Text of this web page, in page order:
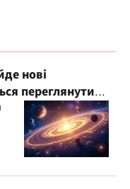
нові
переглянути